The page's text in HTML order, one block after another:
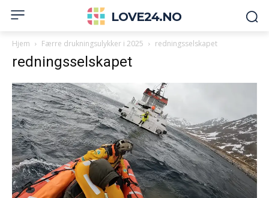
LOVE24.NO
Hjem Færre drukningsulykker i 2025 redningsselskapet
redningsselskapet